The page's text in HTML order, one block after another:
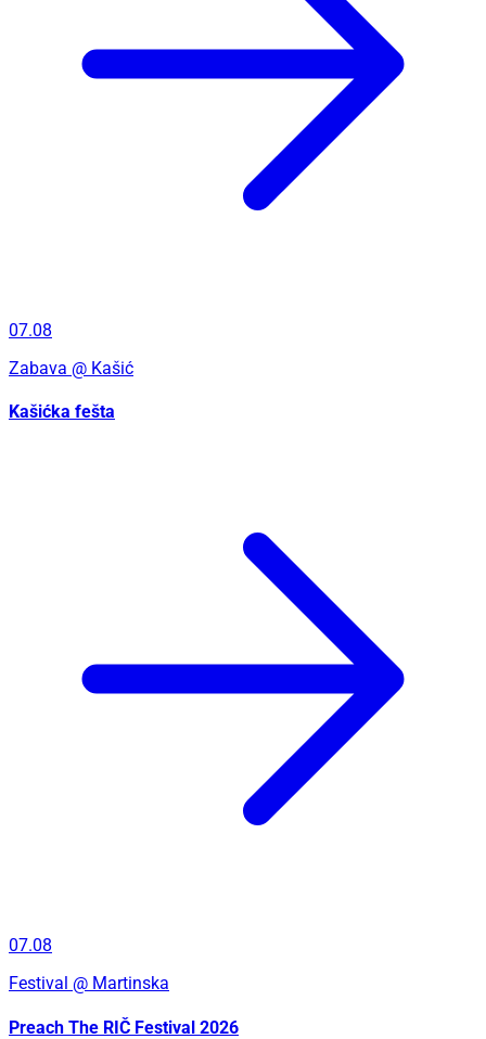
07.08
Zabava @ Kašić
Kašićka fešta
07.08
Festival @ Martinska
Preach The RIČ Festival 2026